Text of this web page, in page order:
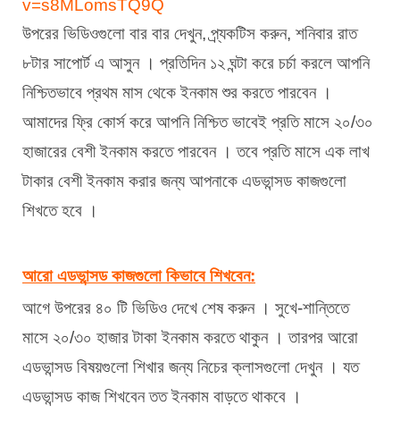
v=s8MLomsTQ9Q
উপরের ভিডিওগুলো বার বার দেখুন, প্র্যকটিস করুন, শনিবার রাত
৮টার সাপোর্ট এ আসুন । প্রতিদিন ১২ ঘন্টা করে চর্চা করলে আপনি
নিশ্চিতভাবে প্রথম মাস থেকে ইনকাম শুর করতে পারবেন ।
আমাদের ফ্রি কোর্স করে আপনি নিশ্চিত ভাবেই প্রতি মাসে ২০/৩০
হাজারের বেশী ইনকাম করতে পারবেন । তবে প্রতি মাসে এক লাখ
টাকার বেশী ইনকাম করার জন্য আপনাকে এডভান্সড কাজগুলো
শিখতে হবে ।
আরো এডভান্সড কাজগুলো কিভাবে শিখবেন:
আগে উপরের ৪০ টি ভিডিও দেখে শেষ করুন । সুখে-শান্তিতে
মাসে ২০/৩০ হাজার টাকা ইনকাম করতে থাকুন । তারপর আরো
এডভান্সড বিষয়গুলো শিখার জন্য নিচের ক্লাসগুলো দেখুন । যত
এডভান্সড কাজ শিখবেন তত ইনকাম বাড়তে থাকবে ।